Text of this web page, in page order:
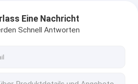
Eine Nachricht
Schnell Antworten